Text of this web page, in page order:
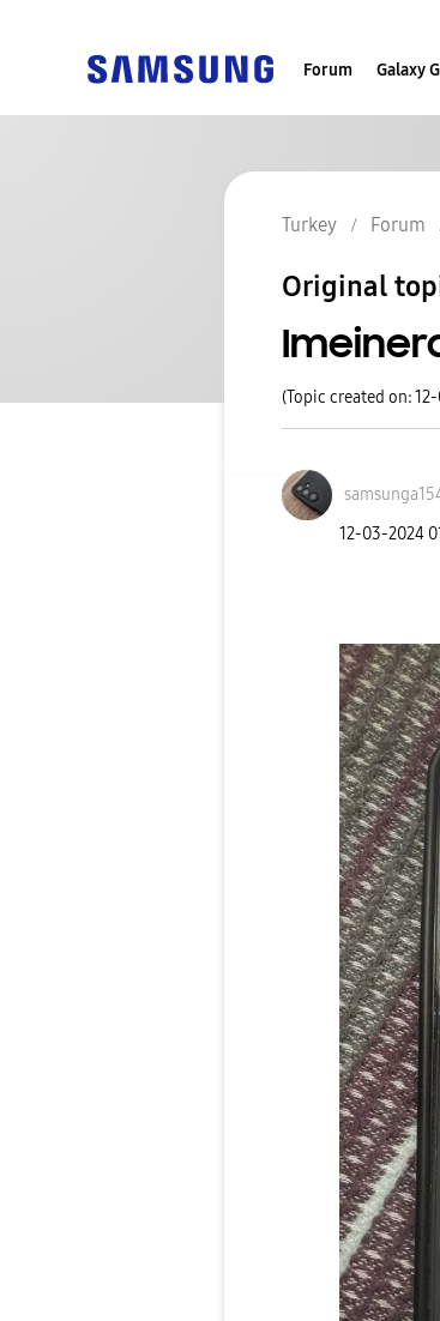
Forum Galaxy
Turkey Forum
Original
(Topic created on:
‎12-03-2024